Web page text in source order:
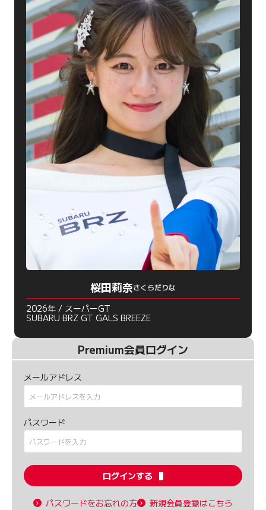
桜田莉奈さくらだりな
2026年 / スーパーGT
SUBARU BRZ GT GALS BREEZE
Premium会員ログイン
メールアドレス
パスワード
ログインする
パスワードをお忘れの方 新規会員登録はこちら